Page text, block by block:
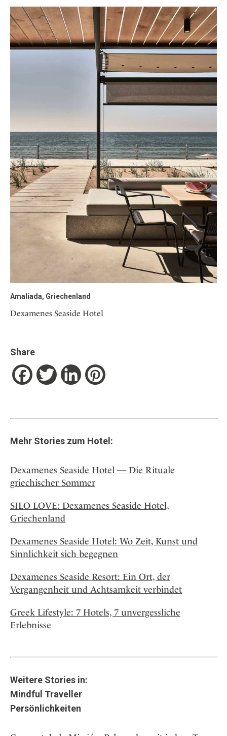
Amaliada, Griechenland
Dexamenes Seaside Hotel
Share
FacebookTwitter LinkedIn
Mehr Stories zum Hotel:
Dexamenes Seaside Hotel — Die Rituale
griechischer Sommer
SILO LOVE: Dexamenes Seaside Hotel,
Griechenland
Dexamenes Seaside Hotel: Wo Zeit, Kunst und
Sinnlichkeit sich begegnen
Dexamenes Seaside Resort: Ein Ort, der
Vergangenheit und Achtsamkeit verbindet
Greek Lifestyle: 7 Hotels, 7 unvergessliche
Erlebnisse
Weitere Stories in:
Mindful Traveller
Persönlichkeiten